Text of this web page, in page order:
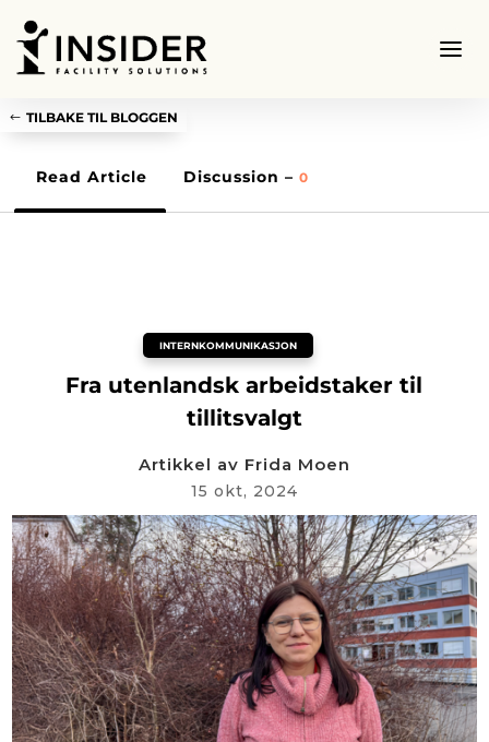
TILBAKE TIL BLOGGEN
Read Article Discussion – 0
INTERNKOMMUNIKASJON
Fra utenlandsk arbeidstaker til
tillitsvalgt
Artikkel av Frida Moen
15 okt, 2024